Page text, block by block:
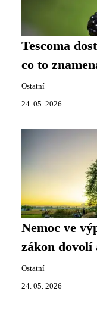
Tescoma
co to
Ostatní
24. 05. 2026
Nemoc ve
zákon dovolí
Ostatní
24. 05. 2026